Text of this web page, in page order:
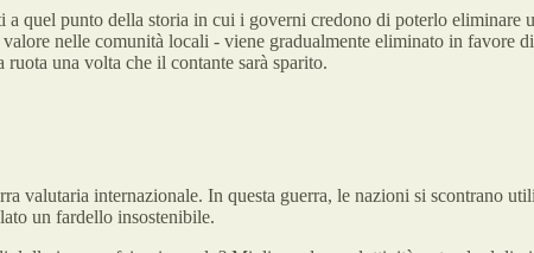
quel punto della storia in cui i governi credono di poterlo eliminare
nelle comunità locali - viene gradualmente eliminato in favore
una volta che il contante sarà sparito.
valutaria internazionale. In questa guerra, le nazioni si scontrano
un fardello insostenibile.